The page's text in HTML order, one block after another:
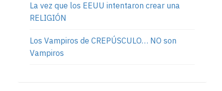
La vez que los EEUU intentaron crear una
RELIGIÓN
Los Vampiros de CREPÚSCULO… NO son
Vampiros